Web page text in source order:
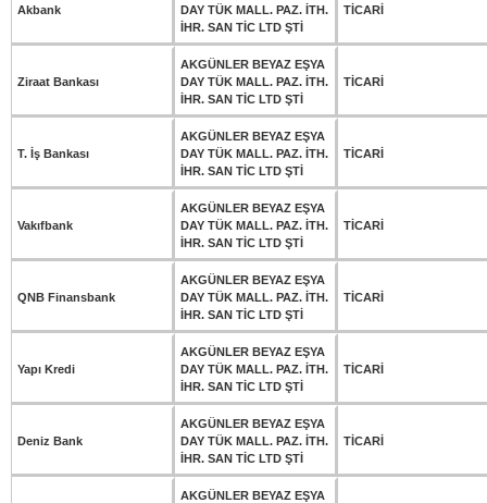
Akbank
DAY TÜK MALL. PAZ. İTH.
İHR. SAN TİC LTD ŞTİ
TİCARİ
Ziraat Bankası
AKGÜNLER BEYAZ EŞYA
DAY TÜK MALL. PAZ. İTH.
İHR. SAN TİC LTD ŞTİ
TİCARİ
T. İş Bankası
AKGÜNLER BEYAZ EŞYA
DAY TÜK MALL. PAZ. İTH.
İHR. SAN TİC LTD ŞTİ
TİCARİ
Vakıfbank
AKGÜNLER BEYAZ EŞYA
DAY TÜK MALL. PAZ. İTH.
İHR. SAN TİC LTD ŞTİ
TİCARİ
QNB Finansbank
AKGÜNLER BEYAZ EŞYA
DAY TÜK MALL. PAZ. İTH.
İHR. SAN TİC LTD ŞTİ
TİCARİ
Yapı Kredi
AKGÜNLER BEYAZ EŞYA
DAY TÜK MALL. PAZ. İTH.
İHR. SAN TİC LTD ŞTİ
TİCARİ
Deniz Bank
AKGÜNLER BEYAZ EŞYA
DAY TÜK MALL. PAZ. İTH.
İHR. SAN TİC LTD ŞTİ
TİCARİ
AKGÜNLER BEYAZ EŞYA